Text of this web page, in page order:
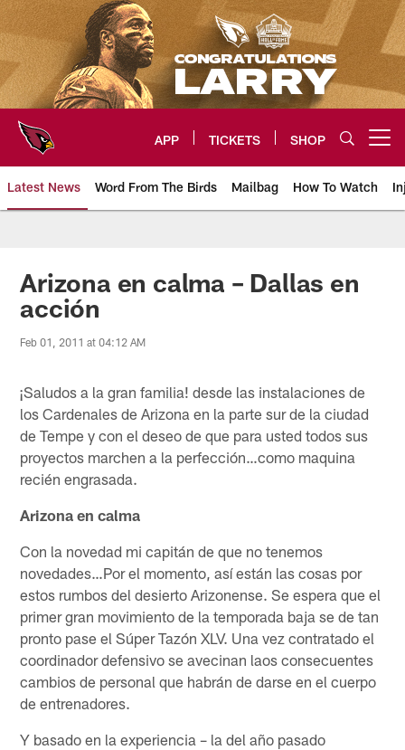
Skip
to
main
content
APP TICKETS SHOP
Latest News Word From The Birds Mailbag How To Watch
Arizona Cardinals Home: The
Arizona en calma – Dallas en
acción
Feb 01, 2011 at 04:12 AM
¡Saludos a la gran familia! desde las instalaciones de
los Cardenales de Arizona en la parte sur de la ciudad
de Tempe y con el deseo de que para usted todos sus
proyectos marchen a la perfección…como maquina
recién engrasada.
Arizona en calma
Con la novedad mi capitán de que no tenemos
novedades…Por el momento, así están las cosas por
estos rumbos del desierto Arizonense. Se espera que el
primer gran movimiento de la temporada baja se de tan
pronto pase el Súper Tazón XLV. Una vez contratado el
coordinador defensivo se avecinan laos consecuentes
cambios de personal que habrán de darse en el cuerpo
de entrenadores.
Y basado en la experiencia – la del año pasado